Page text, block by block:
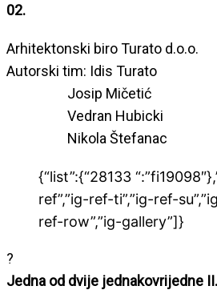
02.
Arhitektonski biro Turato d.o.o.
Autorski tim: Idis Turato
Josip Mičetić
Vedran Hubicki
Nikola Štefanac
{“list”:{“28133
ref”,”ig-ref-ti”,”ig-ref-
ref-row”,”ig-gallery”]}
?
Jedna od dvije jednakovrijedne